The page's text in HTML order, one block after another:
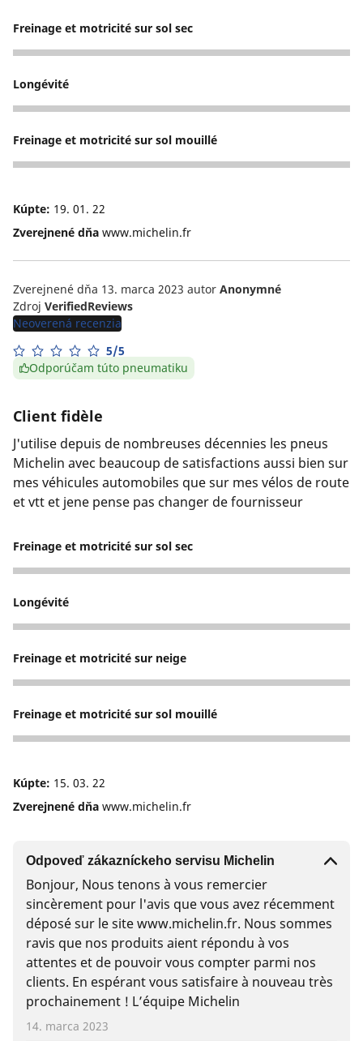
Freinage et motricité sur sol sec
5
Longévité
5
Freinage et motricité sur sol mouillé
4
Kúpte: 19. 01. 22
Zverejnené dňa www.michelin.fr
Zverejnené dňa 13. marca 2023 autor Anonymné
Zdroj VerifiedReviews
Neoverená recenzia
5/5
Odporúčam túto pneumatiku
Client fidèle
J'utilise depuis de nombreuses décennies les pneus
Michelin avec beaucoup de satisfactions aussi bien sur
mes véhicules automobiles que sur mes vélos de route
et vtt et jene pense pas changer de fournisseur
Freinage et motricité sur sol sec
5
Longévité
5
Freinage et motricité sur neige
5
Freinage et motricité sur sol mouillé
5
Kúpte: 15. 03. 22
Zverejnené dňa www.michelin.fr
Odpoveď zákazníckeho servisu Michelin
Bonjour, Nous tenons à vous remercier
sincèrement pour l'avis que vous avez récemment
déposé sur le site www.michelin.fr. Nous sommes
ravis que nos produits aient répondu à vos
attentes et de pouvoir vous compter parmi nos
clients. En espérant vous satisfaire à nouveau très
prochainement ! L’équipe Michelin
14. marca 2023